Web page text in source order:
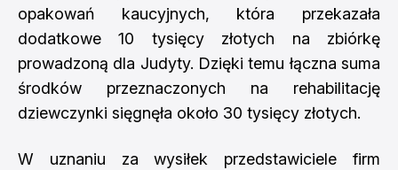
opakowań kaucyjnych, która przekazała
dodatkowe 10 tysięcy złotych na zbiórkę
prowadzoną dla Judyty. Dzięki temu łączna suma
środków przeznaczonych na rehabilitację
dziewczynki sięgnęła około 30 tysięcy złotych.
W uznaniu za wysiłek przedstawiciele firm